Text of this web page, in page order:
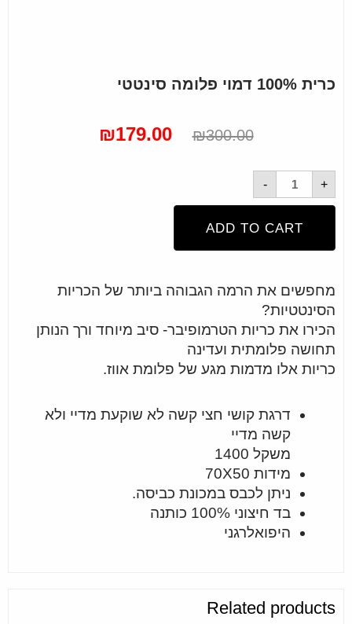
כרית 100% דמוי פלומה סינטטי
₪300.00
₪179.00
- +
ADD TO CART
מחפשים את הרמה הגבוהה ביותר של הכריות
הסינטטיות?
הכירו את כריות הטרמופיבר- סיב מיוחד ורך הנותן
תחושה פלומתית ועדינה
כריות אלו מדמות מגע של פלומת אווז.
דרגת קושי חצי קשה לא שוקעת מדיי ולא
קשה מדיי
משקל 1400
מידות 70X50
ניתן לכבס במכונת כביסה.
בד חיצוני 100% כותנה
היפואלרגני
Related products